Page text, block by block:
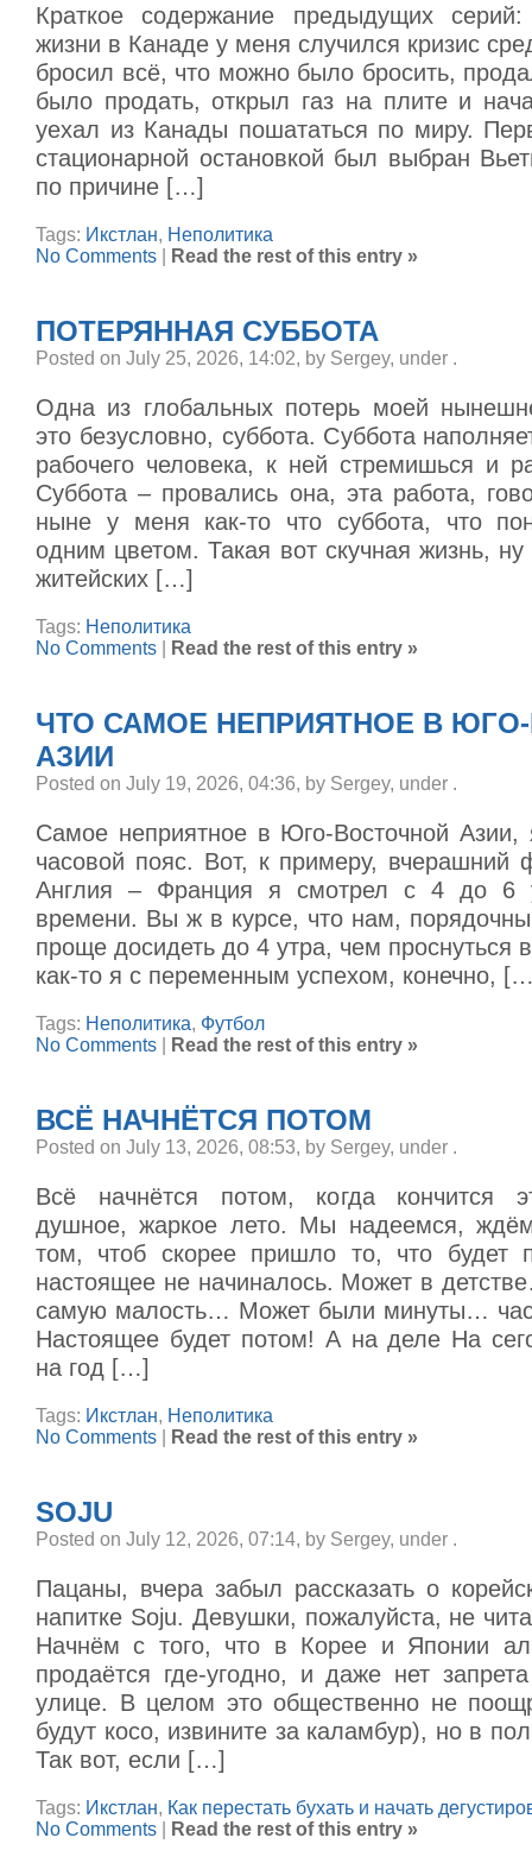
Краткое содержание предыдущих
жизни в Канаде у меня случился кризис
бросил всё, что можно было бросить,
было продать, открыл газ на плите и
уехал из Канады пошататься по миру.
стационарной остановкой был выбран
по причине […]
Tags: Икстлан, Неполитика
No Comments
Read the rest of this entry »
ПОТЕРЯННАЯ СУББОТА
Posted on July 25, 2026, 14:02, by Sergey, under .
Одна из глобальных потерь моей
это безусловно, суббота. Суббота
рабочего человека, к ней стремишься и
Суббота – провались она, эта работа,
ныне у меня как-то что суббота, что
одним цветом. Такая вот скучная жизнь,
житейских […]
Tags: Неполитика
No Comments
Read the rest of this entry »
ЧТО САМОЕ НЕПРИЯТНОЕ В
АЗИИ
Posted on July 19, 2026, 04:36, by Sergey, under .
Самое неприятное в Юго-Восточной Азии,
часовой пояс. Вот, к примеру, вчерашний
Англия – Франция я смотрел с 4 до 6
времени. Вы ж в курсе, что нам,
проще досидеть до 4 утра, чем проснуться
как-то я с переменным успехом, конечно,
Tags: Неполитика, Футбол
No Comments
Read the rest of this entry »
ВСЁ НАЧНЁТСЯ ПОТОМ
Posted on July 13, 2026, 08:53, by Sergey, under .
Всё начнётся потом, когда кончится
душное, жаркое лето. Мы надеемся,
том, чтоб скорее пришло то, что будет
настоящее не начиналось. Может в
самую малость… Может были минуты…
Настоящее будет потом! А на деле На
на год […]
Tags: Икстлан, Неполитика
No Comments
Read the rest of this entry »
SOJU
Posted on July 12, 2026, 07:14, by Sergey, under .
Пацаны, вчера забыл рассказать о
напитке Soju. Девушки, пожалуйста, не
Начнём с того, что в Корее и Японии
продаётся где-угодно, и даже нет
улице. В целом это общественно не
будут косо, извините за каламбур), но в
Так вот, если […]
Tags: Икстлан, Как перестать бухать и начать
No Comments
Read the rest of this entry »